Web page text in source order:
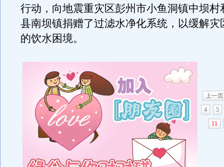
行动，向地震重灾区彭州市小鱼洞镇中坝村
县南坝镇捐赠了过滤水净化系统，以缓解灾
的饮水困境。
上一页
4
5
11